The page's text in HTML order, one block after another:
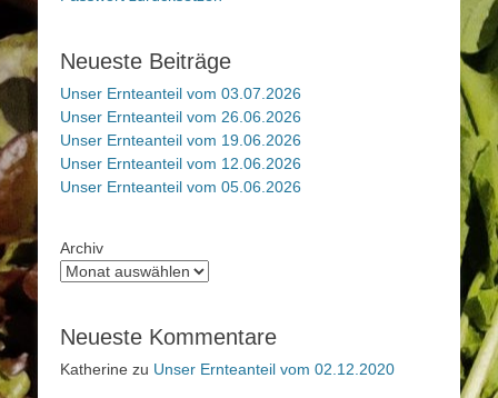
Neueste Beiträge
Unser Ernteanteil vom 03.07.2026
Unser Ernteanteil vom 26.06.2026
Unser Ernteanteil vom 19.06.2026
Unser Ernteanteil vom 12.06.2026
Unser Ernteanteil vom 05.06.2026
Archiv
Neueste Kommentare
Katherine zu Unser Ernteanteil vom 02.12.2020